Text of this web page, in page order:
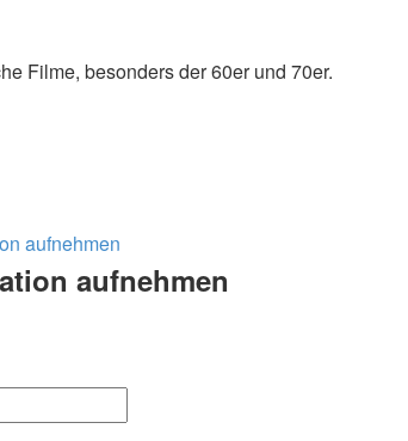
Filme, besonders der 60er und 70er.
aufnehmen
aufnehmen